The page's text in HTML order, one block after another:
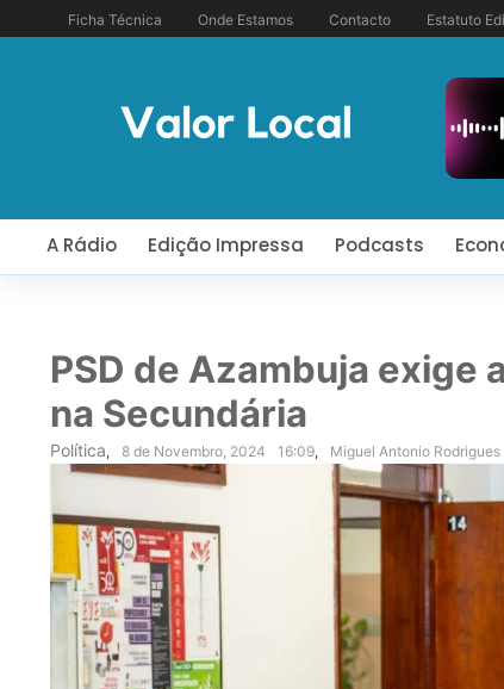
Ficha Técnica Onde Estamos Contacto Estatuto
A Rádio Edição Impressa Podcasts
PSD de Azambuja exige
na Secundária
Política, 8 de Novembro, 2024 16:09, Miguel Antonio Rodrigues